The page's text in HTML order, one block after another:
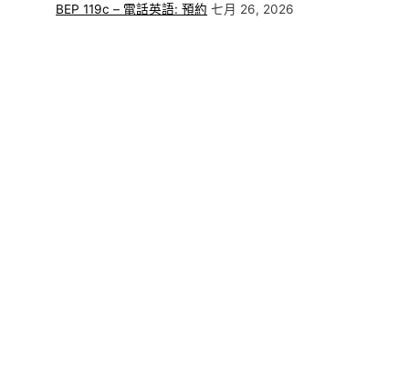
BEP 119c – 電話英語: 預約 七月 26, 2026